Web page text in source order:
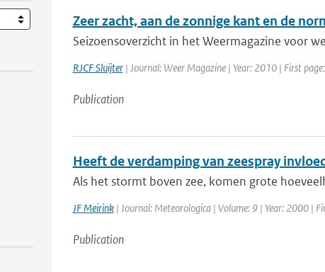
Zeer zacht, aan de zonnige kant en de
Seizoensoverzicht in het Weermagazine voor
RJCF Sluijter| Journal: Weer Magazine | Year: 2010 | First
Publication
Heeft de verdamping van zeespray
Als het stormt boven zee, komen grote
JF Meirink| Journal: Meteorologica | Volume: 9 | Year: 2000 |
Publication